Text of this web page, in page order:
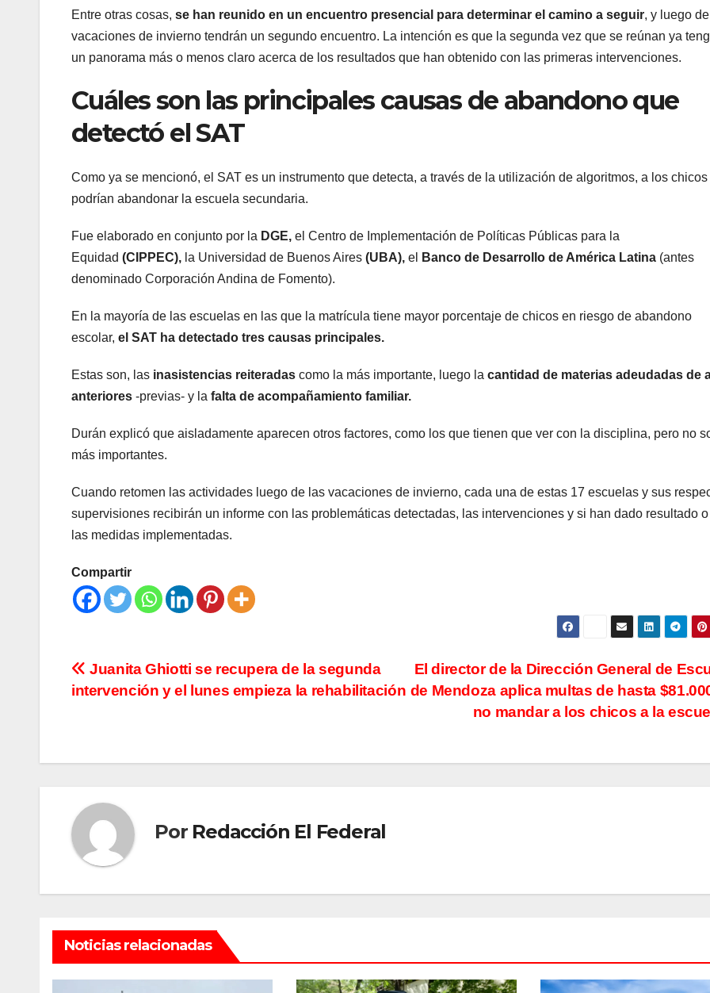
Entre otras cosas, se han reunido en un encuentro presencial para determinar el camino a seguir, y luego
vacaciones de invierno tendrán un segundo encuentro. La intención es que la segunda vez que se reúnan ya
un panorama más o menos claro acerca de los resultados que han obtenido con las primeras intervenciones.
Cuáles son las principales causas de abandono que
detectó el SAT
Como ya se mencionó, el SAT es un instrumento que detecta, a través de la utilización de algoritmos, a los
podrían abandonar la escuela secundaria.
Fue elaborado en conjunto por la DGE, el Centro de Implementación de Políticas Públicas para la
Equidad (CIPPEC), la Universidad de Buenos Aires (UBA), el Banco de Desarrollo de América Latina (antes
denominado Corporación Andina de Fomento).
En la mayoría de las escuelas en las que la matrícula tiene mayor porcentaje de chicos en riesgo de abandono
escolar, el SAT ha detectado tres causas principales.
Estas son, las inasistencias reiteradas como la más importante, luego la cantidad de materias adeudadas de
anteriores -previas- y la falta de acompañamiento familiar.
Durán explicó que aisladamente aparecen otros factores, como los que tienen que ver con la disciplina, pero no
más importantes.
Cuando retomen las actividades luego de las vacaciones de invierno, cada una de estas 17 escuelas y sus
supervisiones recibirán un informe con las problemáticas detectadas, las intervenciones y si han dado resultado
las medidas implementadas.
Compartir
Navegación
El director de la Dirección General de
de Mendoza aplica multas de hasta
no mandar a los chicos a la
Juanita Ghiotti se recupera de la segunda
intervención y el lunes empieza la rehabilitación
Por Redacción El Federal
Noticias relacionadas
forma remota
una
Delincuente
anciana tras
casa de
robarle: fue
filmado
6 JUNIO, 2023
una
robar
20